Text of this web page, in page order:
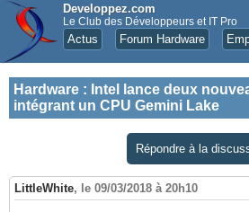
Developpez.com
Le Club des Développeurs et IT Pro
Actus Forum Hardware
Hardware : Intel lance deux
intégrant un CPU Gemini Lake
Répondre à la
LittleWhite, le 09/03/2018 à 20h10